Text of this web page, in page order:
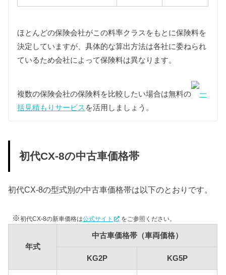
ます。
エコカーに認定されているため重量税が軽減されま
す。
KG2P 10,000円 –
車検費用
車検代行料金、一般消耗品の交換費用などを含め車
自賠責
の金額は10,775円となります。
年間10,000km走行、軽油1Lあたり110円、レギュラ
ー1Lあたり130円を前提条件として、基本情報で説明
した型式ごとの使用燃料と想定実燃費をもとに燃料
ほとんどの保険会社がこの料率クラスをもとに保険料を
決定していますが、具体的な算出方法は各社に委ねられ
ているため会社によって保険料は異なります。
複数の保険会社の保険料を比較したい場合は無料の
一
括見積もりサービス を活用しましょう。
初代CX-8の中古車価格帯
初代CX-8の型式別の中古車価格帯は以下のとおりです。
※初代CX-8の新車価格は公式サイト をご参照ください。
年式
中古車価格帯（車両価格）
KG2P KG5P